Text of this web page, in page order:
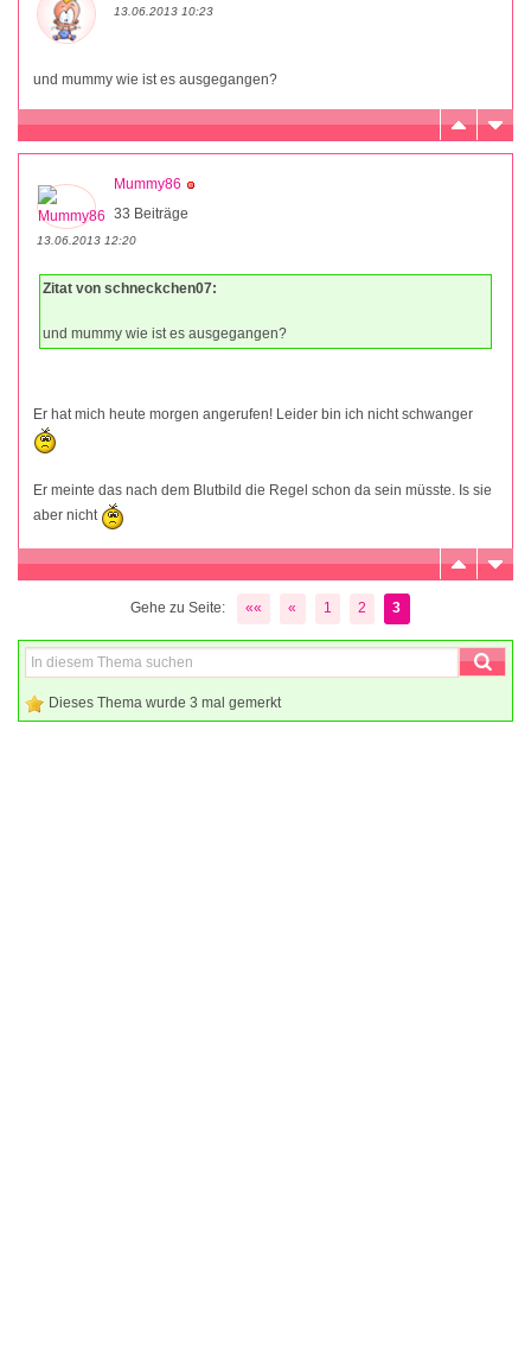
13.06.2013 10:23
und mummy wie ist es ausgegangen?
Mummy86
33 Beiträge
13.06.2013 12:20
Zitat von schneckchen07:
und mummy wie ist es ausgegangen?
Er hat mich heute morgen angerufen! Leider bin ich nicht schwanger
Er meinte das nach dem Blutbild die Regel schon da sein müsste. Is sie
aber nicht
Gehe zu Seite: «« « 1 2 3
Dieses Thema wurde 3 mal gemerkt